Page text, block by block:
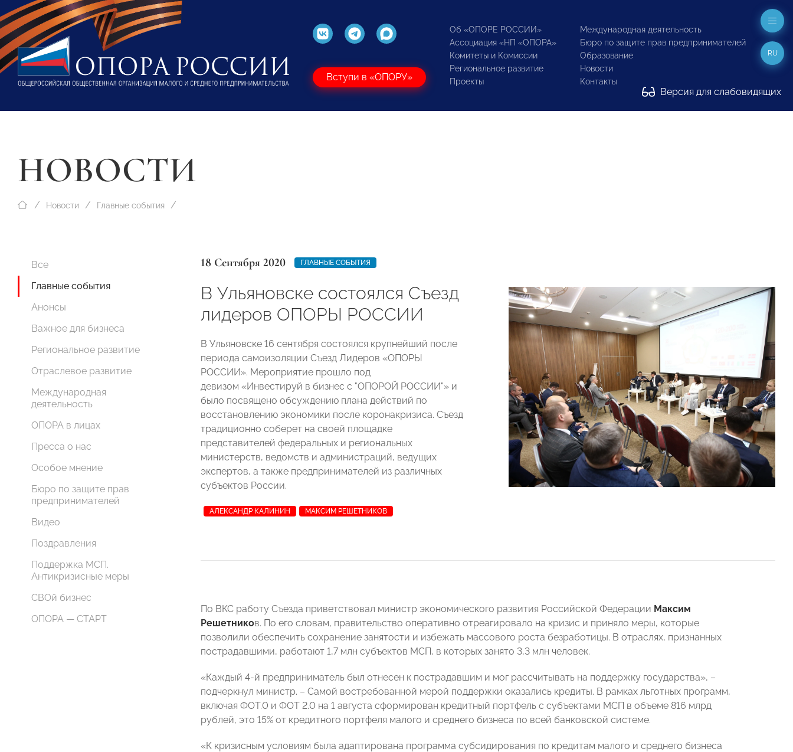
Вступи в «ОПОРУ»
Об «ОПОРЕ РОССИИ»
Ассоциация «НП «ОПОРА»
Комитеты и Комиссии
Региональное развитие
Проекты
Международная деятельность
Бюро по защите прав предпринимателей
Образование
Новости
Контакты
Версия для слабовидящих
RU
НОВОСТИ
Новости Главные события
Все
Главные события
Анонсы
Важное для бизнеса
Региональное развитие
Отраслевое развитие
Международная
деятельность
ОПОРА в лицах
Пресса о нас
Особое мнение
Бюро по защите прав
предпринимателей
Видео
Поздравления
Поддержка МСП.
Антикризисные меры
СВОй бизнес
ОПОРА — СТАРТ
18 Сентября 2020 ГЛАВНЫЕ СОБЫТИЯ
В Ульяновске состоялся Съезд
лидеров ОПОРЫ РОССИИ
В Ульяновске 16 сентября состоялся крупнейший после
периода самоизоляции Съезд Лидеров «ОПОРЫ
РОССИИ». Мероприятие прошло под
девизом «Инвестируй в бизнес с "ОПОРОЙ РОССИИ"» и
было посвящено обсуждению плана действий по
восстановлению экономики после коронакризиса. Съезд
традиционно соберет на своей площадке
представителей федеральных и региональных
министерств, ведомств и администраций, ведущих
экспертов, а также предпринимателей из различных
субъектов России.
АЛЕКСАНДР КАЛИНИН МАКСИМ РЕШЕТНИКОВ
По ВКС работу Съезда приветствовал министр экономического развития Российской Федерации Максим
Решетников. По его словам, правительство оперативно отреагировало на кризис и приняло меры, которые
позволили обеспечить сохранение занятости и избежать массового роста безработицы. В отраслях, признанных
пострадавшими, работают 1,7 млн субъектов МСП, в которых занято 3,3 млн человек.
«Каждый 4-й предприниматель был отнесен к пострадавшим и мог рассчитывать на поддержку государства», –
подчеркнул министр. – Самой востребованной мерой поддержки оказались кредиты. В рамках льготных программ,
включая ФОТ.0 и ФОТ 2.0 на 1 августа сформирован кредитный портфель с субъектами МСП в объеме 816 млрд
рублей, это 15% от кредитного портфеля малого и среднего бизнеса по всей банковской системе.
«К кризисным условиям была адаптирована программа субсидирования по кредитам малого и среднего бизнеса